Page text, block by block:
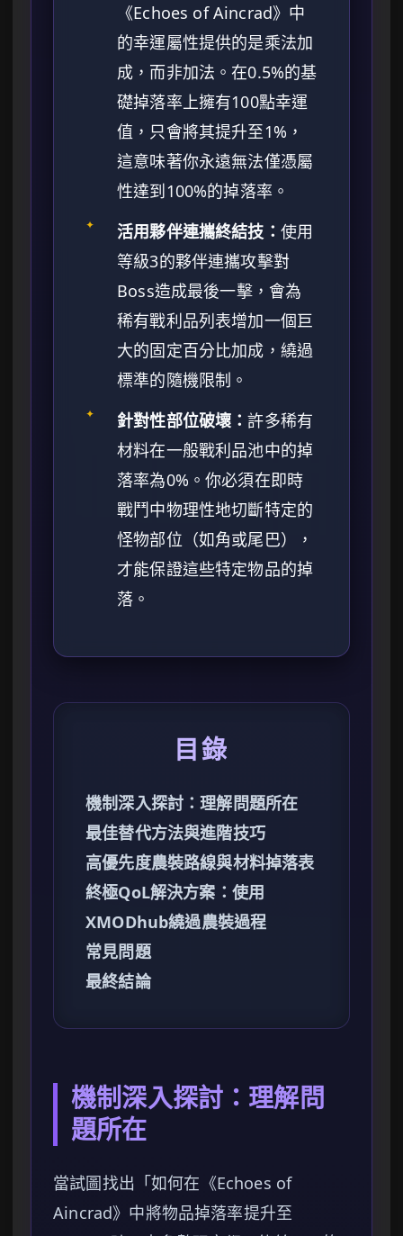
《Echoes of Aincrad》中
的幸運屬性提供的是乘法加
成，而非加法。在0.5%的基
礎掉落率上擁有100點幸運
值，只會將其提升至1%，
這意味著你永遠無法僅憑屬
性達到100%的掉落率。
✦ 活用夥伴連攜終結技： 使用
等級3的夥伴連攜攻擊對
Boss造成最後一擊，會為
稀有戰利品列表增加一個巨
大的固定百分比加成，繞過
標準的隨機限制。
✦ 針對性部位破壞：許多稀有
材料在一般戰利品池中的掉
落率為0%。你必須在即時
戰鬥中物理性地切斷特定的
怪物部位（如角或尾巴），
才能保證這些特定物品的掉
落。
目錄
機制深入探討：理解問題所在
最佳替代方法與進階技巧
高優先度農裝路線與材料掉落表
終極QoL解決方案：使用
XMODhub繞過農裝過程
常見問題
最終結論
機制深入探討：理解問
題所在
當試圖找出「如何在《Echoes of
Aincrad》中將物品掉落率提升至